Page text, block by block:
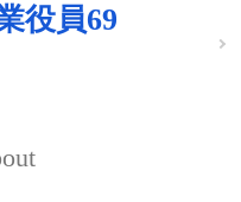
役員69